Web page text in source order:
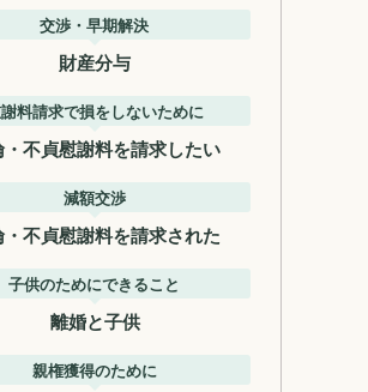
交渉・早期解決
財産分与
料請求で損をしないために
不貞慰謝料を請求したい
減額交渉
不貞慰謝料を請求された
子供のためにできること
離婚と子供
親権獲得のために